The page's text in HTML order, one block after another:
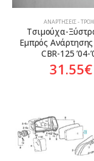
ΑΝΑΡΤΉΣΕΙΣ -
Τσιμούχα-
Εμπρός
CBR-125 ’04-
31.55€